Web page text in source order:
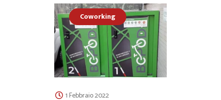
Coworking
1 Febbraio 2022